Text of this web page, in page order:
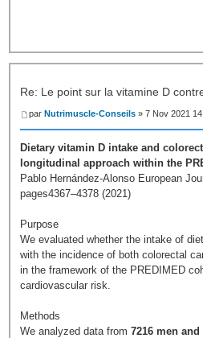
Re: Le point sur la vitamine D
parNutrimuscle-Conseils » 7 Nov 2021
Dietary vitamin D intake and
longitudinal approach within the
Pablo Hernández-Alonso European
pages4367–4378 (2021)
Purpose
We evaluated whether the intake of
with the incidence of both colorectal
in the framework of the PREDIMED
cardiovascular risk.
Methods
We analyzed data from7216 men and